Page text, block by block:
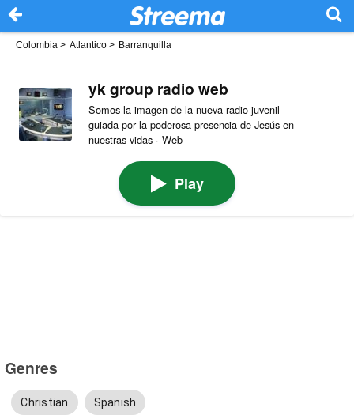
Colombia > Atlantico > Barranquilla
yk group radio web
Somos la imagen de la nueva radio juvenil
guiada por la poderosa presencia de Jesús en
nuestras vidas · Web
Play
Genres
Christian Spanish